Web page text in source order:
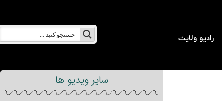
رادیو ولایت
سایر ویدیو ها